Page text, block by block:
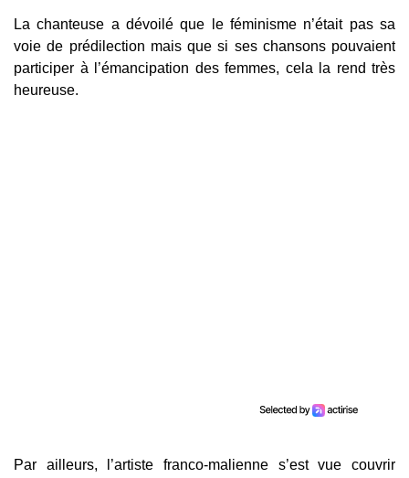
La chanteuse a dévoilé que le féminisme n’était pas sa
voie de prédilection mais que si ses chansons pouvaient
participer à l’émancipation des femmes, cela la rend très
heureuse.
Par ailleurs, l’artiste franco-malienne s’est vue couvrir